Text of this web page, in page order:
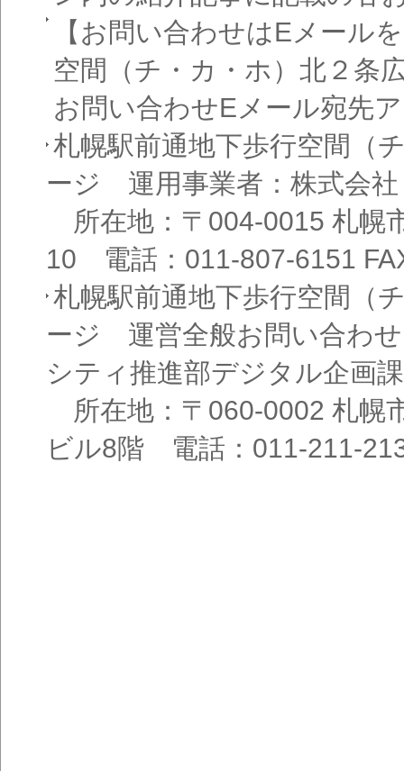
【お問い合わせはEメール
空間（チ・カ・ホ）北２条
お問い合わせEメール宛先
札幌駅前通地下歩行空間（
ージ 運用事業者：株式会
所在地：〒004-0015 札幌
10 電話：011-807-6151
札幌駅前通地下歩行空間（
ージ 運営全般お問い合わ
シティ推進部デジタル企画課
所在地：〒060-0002 札幌
ビル8階 電話：011-211-